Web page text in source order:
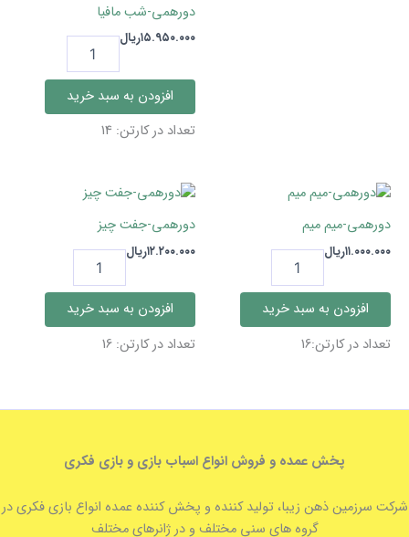
دورهمی-شب مافیا
۱۵.۹۵۰.۰۰۰ریال دورهمی-
مافیا
عدد
افزودن به سبد خرید
تعداد در کارتن: 14
دورهمی-میم میم
۱۱.۰۰۰.۰۰۰ریال دورهمی-
میم
عدد
افزودن به سبد خرید
تعداد در کارتن:16
دورهمی-جفت چیز
۱۲.۲۰۰.۰۰۰ریال دورهمی-
جفت
چیز
عدد
افزودن به سبد خرید
تعداد در کارتن: 16
پخش عمده و فروش انواع اسباب بازی و بازی فکری
شرکت سرزمین ذهن زیبا، تولید کننده و پخش کننده عمده انواع بازی فکری در
گروه های سنی مختلف و در ژانرهای مختلف